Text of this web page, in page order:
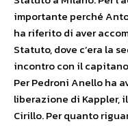
importante perché
ha riferito di aver
Statuto, dove c’era la
incontro con il
Per Pedroni Anello ha
liberazione di Kappler,
Cirillo. Per quanto